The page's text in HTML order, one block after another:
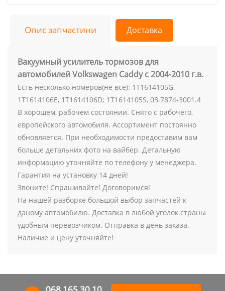
Опис запчастини Доставка
Вакуумный усилитель тормозов для
автомобилей Volkswagen Caddy с 2004-2010 г.в.
Есть несколько номеров(не все): 1T1614105G,
1T1614106E, 1T1614106D; 1T1614105S, 03.7874-3001.4
В хорошем, рабочем состоянии. Снято с рабочего,
европейского автомобиля. Ассортимент постоянно
обновляется. При необходимости предоставим вам
больше детальних фото на вайбер. Детальную
информацию уточняйте по телефону у менеджера.
Гарантия на установку 14 дней!
Звоните! Спрашивайте! Договоримся!
На нашей разборке большой выбор запчастей к
даному автомобилю. Доставка в любой уголок страны
удобным перевозчиком. Отправка в день заказа.
Наличие и цену уточняйте!